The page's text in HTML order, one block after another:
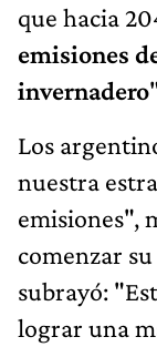
que hacia
emisiones
invernadero
Los
nuestra
emisiones",
comenzar
subrayó:
lograr una